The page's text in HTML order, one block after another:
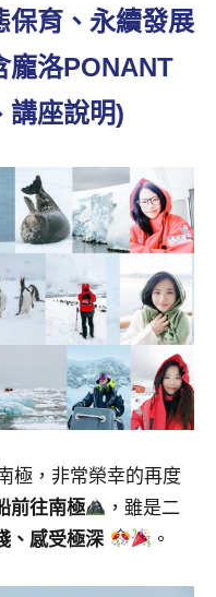
保育、永續發展
龐洛PONANT
講座說明)
極，非常榮幸的再度
前往南極
，雖是二
、感受極深 。